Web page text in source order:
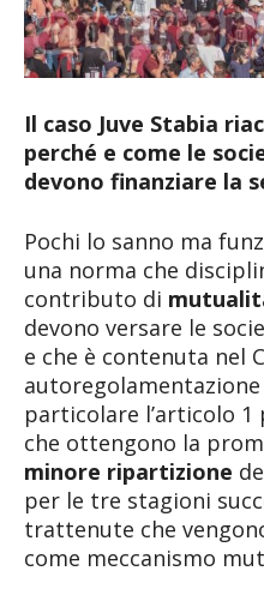
Il caso Juve Stabia
perché e come le
devono finanziare la
Pochi lo sanno ma
una norma che
contributo di
devono versare le
e che è contenuta nel
autoregolamentazione
particolare l’articolo 1
che ottengono la
minore ripartizione
per le tre stagioni
trattenute che
come meccanismo